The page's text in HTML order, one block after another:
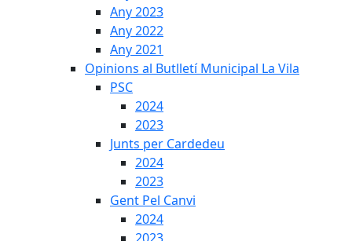
Any 2023
Any 2022
Any 2021
Opinions al Butlletí Municipal La Vila
PSC
2024
2023
Junts per Cardedeu
2024
2023
Gent Pel Canvi
2024